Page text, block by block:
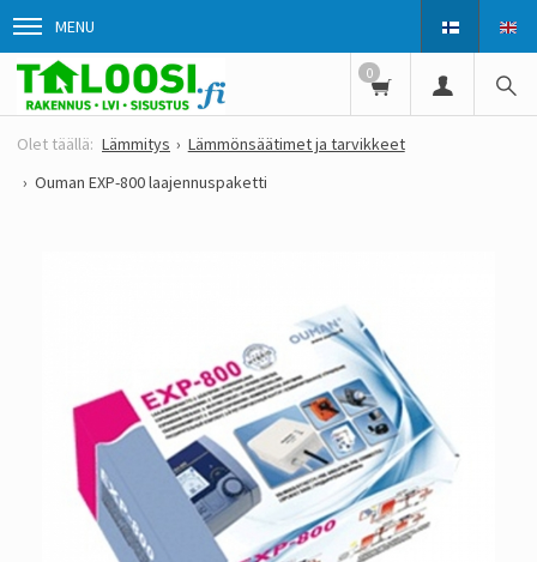
MENU
0
Lämmitys
Lämmönsäätimet ja tarvikkeet
Ouman EXP-800 laajennuspaketti